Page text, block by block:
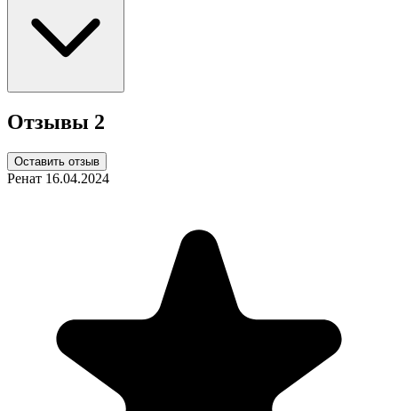
Отзывы 2
Оставить отзыв
Ренат 16.04.2024